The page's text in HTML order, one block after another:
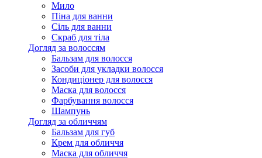
Мило
Піна для ванни
Сіль для ванни
Скраб для тіла
Догляд за волоссям
Бальзам для волосся
Засоби для укладки волосся
Кондиціонер для волосся
Маска для волосся
Фарбування волосся
Шампунь
Догляд за обличчям
Бальзам для губ
Крем для обличчя
Маска для обличчя